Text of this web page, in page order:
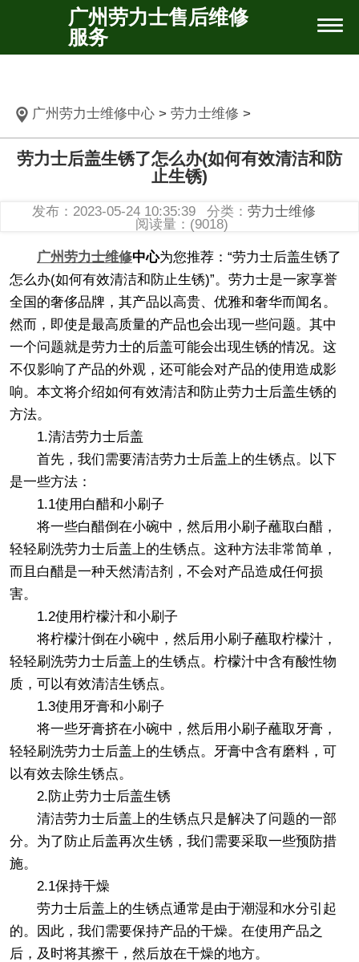
广州劳力士售后维修
服务
广州劳力士维修中心> 劳力士维修 >
劳力士后盖生锈了怎么办(如何有效清洁和防
止生锈)
发布：2023-05-24 10:35:39 分类： 劳力士维修
阅读量：(9018)
广州劳力士维修中心为您推荐：“劳力士后盖生锈了
怎么办(如何有效清洁和防止生锈)”。劳力士是一家享誉
全国的奢侈品牌，其产品以高贵、优雅和奢华而闻名。
然而，即使是最高质量的产品也会出现一些问题。其中
一个问题就是劳力士的后盖可能会出现生锈的情况。这
不仅影响了产品的外观，还可能会对产品的使用造成影
响。本文将介绍如何有效清洁和防止劳力士后盖生锈的
方法。
1.清洁劳力士后盖
首先，我们需要清洁劳力士后盖上的生锈点。以下
是一些方法：
1.1使用白醋和小刷子
将一些白醋倒在小碗中，然后用小刷子蘸取白醋，
轻轻刷洗劳力士后盖上的生锈点。这种方法非常简单，
而且白醋是一种天然清洁剂，不会对产品造成任何损
害。
1.2使用柠檬汁和小刷子
将柠檬汁倒在小碗中，然后用小刷子蘸取柠檬汁，
轻轻刷洗劳力士后盖上的生锈点。柠檬汁中含有酸性物
质，可以有效清洁生锈点。
1.3使用牙膏和小刷子
将一些牙膏挤在小碗中，然后用小刷子蘸取牙膏，
轻轻刷洗劳力士后盖上的生锈点。牙膏中含有磨料，可
以有效去除生锈点。
2.防止劳力士后盖生锈
清洁劳力士后盖上的生锈点只是解决了问题的一部
分。为了防止后盖再次生锈，我们需要采取一些预防措
施。
2.1保持干燥
劳力士后盖上的生锈点通常是由于潮湿和水分引起
的。因此，我们需要保持产品的干燥。在使用产品之
后，及时将其擦干，然后放在干燥的地方。